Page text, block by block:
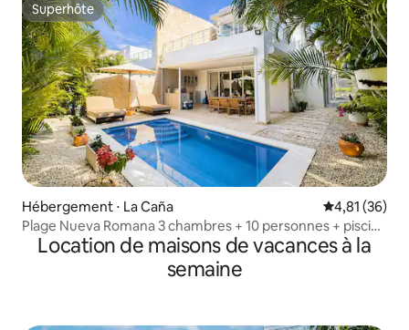
Superhôte
Superhôte
Hébergement ⋅ La Caña Évaluation
4,81 (36)
Plage Nueva Romana 3 chambres + 10 personnes + piscine
+ golf + tennis + plage
Location de maisons de vacances à la
semaine